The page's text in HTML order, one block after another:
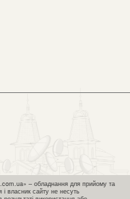
– обладнання для прийому та
і власник сайту не несуть